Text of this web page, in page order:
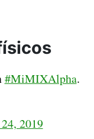
#MiMIXAlpha.
2019